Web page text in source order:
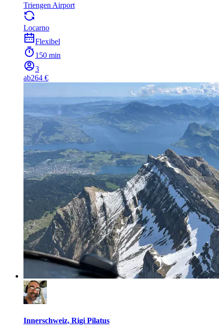
Triengen Airport
Locarno
Flexibel
150 min
3
ab264 €
Innerschweiz, Rigi Pilatus